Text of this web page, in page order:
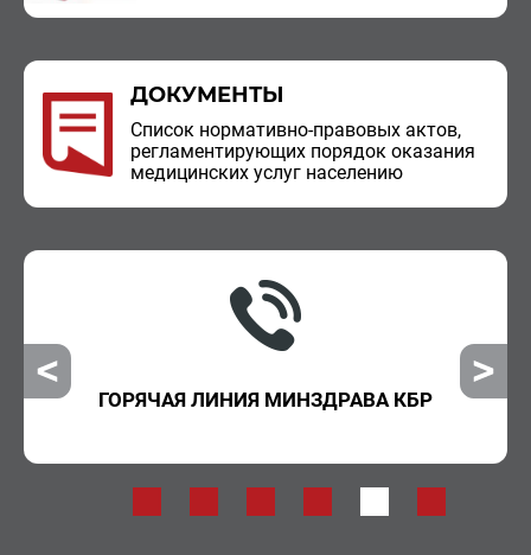
ДОКУМЕНТЫ
Спи­сок нор­ма­тив­но-пра­во­вых актов,
ре­гла­мен­ти­ру­ю­щих по­ря­док ока­за­ния
ме­ди­цин­ских услуг на­се­ле­нию
ГОРЯЧАЯ ЛИНИЯ МИНЗДРАВА КБР